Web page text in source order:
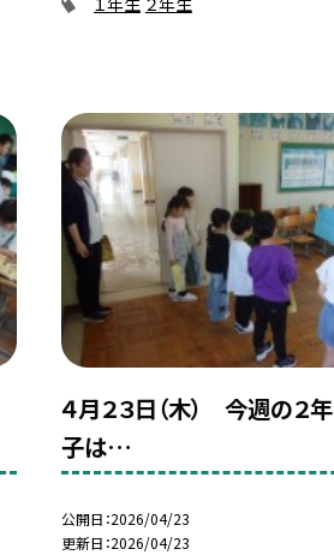
４月２３日（木） 今週の２
子は…
公開日 2026/04/23
更新日 2026/04/23